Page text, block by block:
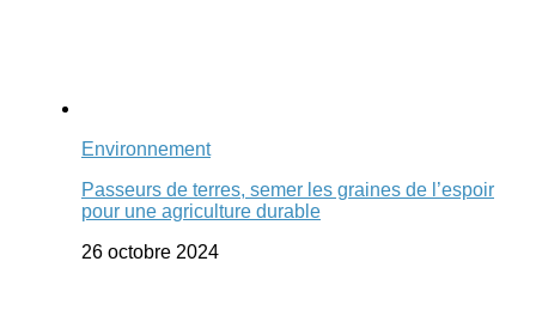
Environnement
Passeurs de terres, semer les graines de l’espoir
pour une agriculture durable
26 octobre 2024